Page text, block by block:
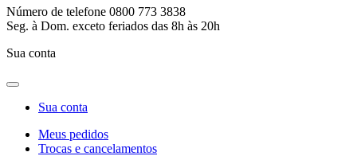
Número de telefone 0800 773 3838
Seg. à Dom. exceto feriados das 8h às 20h
Sua conta
Sua conta
Meus pedidos
Trocas e cancelamentos